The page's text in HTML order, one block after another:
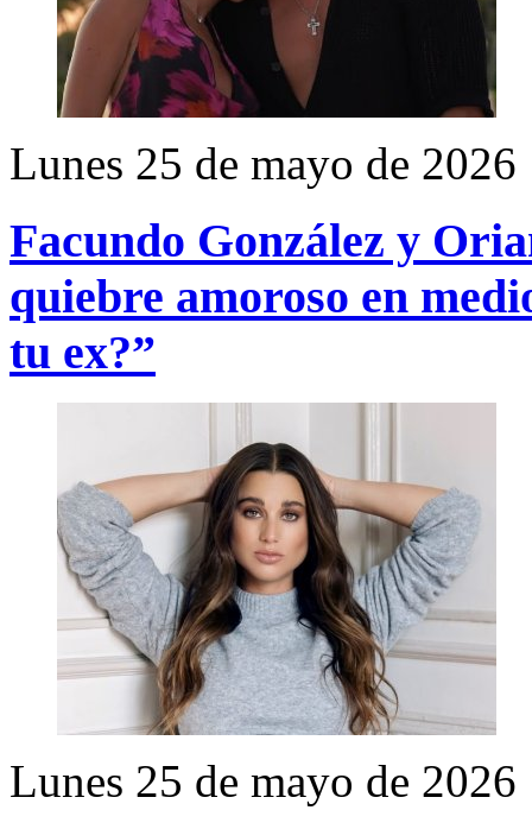
Lunes 25 de mayo de 2026
Facundo González y
quiebre amoroso en
tu ex?”
Lunes 25 de mayo de 2026